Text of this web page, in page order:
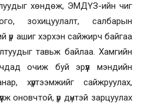
хөндөж, ЭМДҮЗ-ийн чиг
зохицуулалт, салбарын
үр ашиг хэрхэн сайжирч байгаа
тавьж байлаа. Хамгийн
очиж буй эрүүл мэндийн
хүртээмжийг сайжруулах,
оновчтой, үр дүнтэй зарцуулах